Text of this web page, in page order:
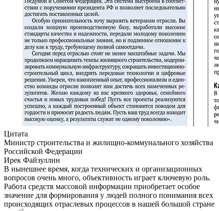
Цитата
Министр строительства и жилищно-коммунального хозяйства
Российской Федерации
Ирек Файзуллин
В нынешнее время, когда технических и организационных
вопросов очень много, объективность играет ключевую роль.
Работа средств массовой информации приобретает особое
значение для формирования у людей полного понимания всех
происходящих отраслевых процессов в нашей большой стране